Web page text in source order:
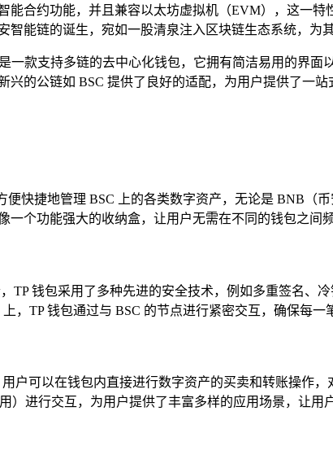
能合约功能，并且兼容以太坊虚拟机（EVM），这一
智能链的诞生，宛如一股清泉注入区块链生态系统，为
一款支持多链的去中心化钱包，它拥有简洁易用的界
兴的公链如 BSC 提供了良好的适配，为用户提供了一
便快捷地管理 BSC 上的各类数字资产，无论是 BNB（
一个功能强大的收纳盒，让用户无需在不同的钱包之间
TP 钱包采用了多种先进的安全技术，例如多重签名、
，TP 钱包通过与 BSC 的节点进行紧密交互，确保每
户可以在钱包内直接进行数字资产的买卖和转账操作
）进行交互，为用户提供了丰富多样的应用场景，让用